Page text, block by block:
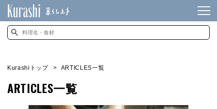
Kurashiトップ ARTICLES一覧
ARTICLES一覧